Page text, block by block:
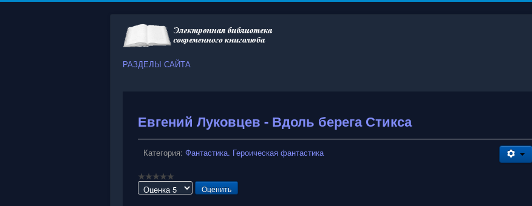
РАЗДЕЛЫ САЙТА
Евгений Луковцев - Вдоль берега Стикса
Категория: Фантастика. Героическая фантастика
Пожалуйста,